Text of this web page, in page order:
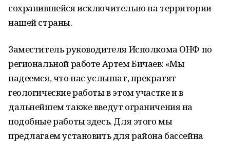
сохранившейся исключительно на территории
нашей страны.
Заместитель руководителя Исполкома ОНФ по
региональной работе Артем Бичаев: «Мы
надеемся, что нас услышат, прекратят
геологические работы в этом участке и в
дальнейшем также введут ограничения на
подобные работы здесь. Для этого мы
предлагаем установить для района бассейна